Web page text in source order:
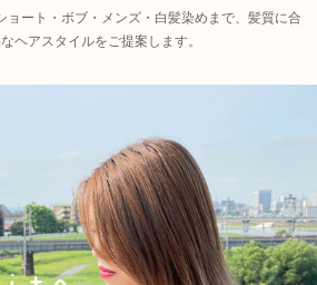
ョート・ボブ・メンズ・白髪染めまで、髪質に合
ヘアスタイルをご提案します。